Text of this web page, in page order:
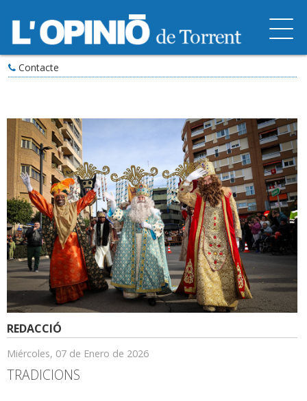
Contacte
REDACCIÓ
Miércoles, 07 de Enero de 2026
TRADICIONS